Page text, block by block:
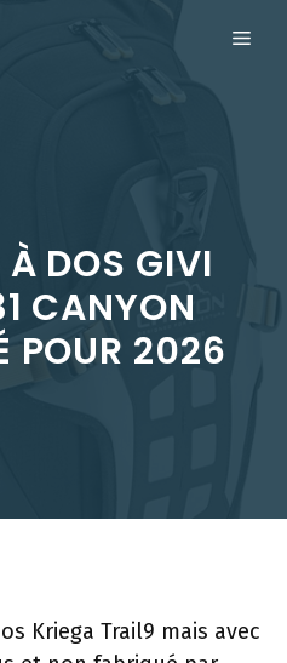
À DOS GIVI
CANYON
POUR 2026
Kriega Trail9 mais avec